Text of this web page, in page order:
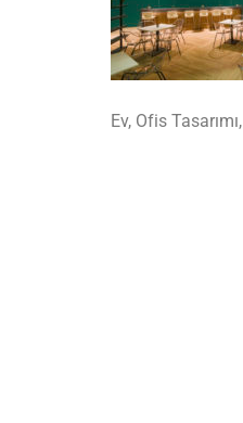
Ev, Ofis